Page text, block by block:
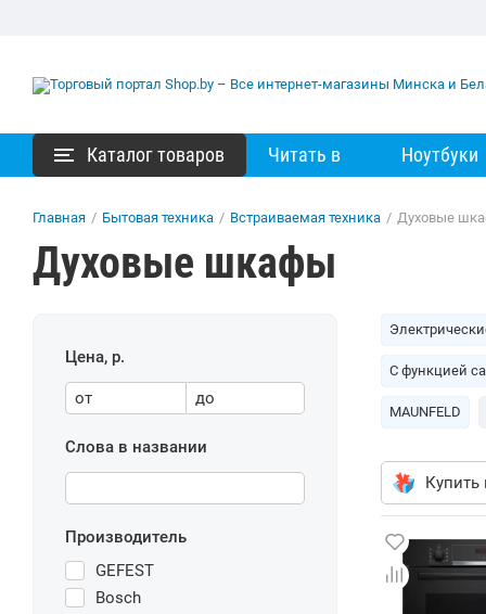
Каталог товаров Читать в Ноутбуки
Главная / Бытовая техника / Встраиваемая техника / Духовые
Духовые шкафы
Цена, р.
от до
Слова в названии
Производитель
GEFEST
Bosch
С функцией
MAUNFELD
Купить